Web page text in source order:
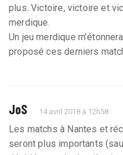
plus. Victoire, victoire et
merdique.
Un jeu merdique
proposé ces derniers
JoS 14 avril 2018 à 12h58
Les matchs à Nantes et
seront plus importants